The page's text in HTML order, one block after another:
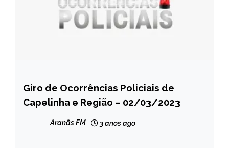
CAPELINHA
NOTÍCIAS
Giro de Ocorrências Policiais de
Capelinha e Região – 02/03/2023
Aranãs FM 3 anos ago